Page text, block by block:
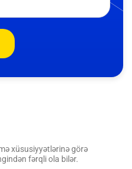
xüsusiyyətlərinə görə
fərqli ola bilər.